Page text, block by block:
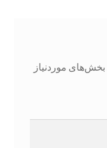
بخش‌های موردنیاز